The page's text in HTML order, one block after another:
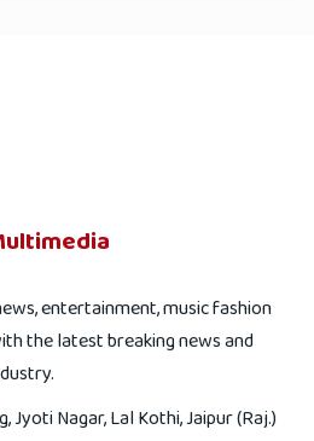
entertainment, music fashion
the latest breaking news and
Jyoti Nagar, Lal Kothi, Jaipur (Raj.)